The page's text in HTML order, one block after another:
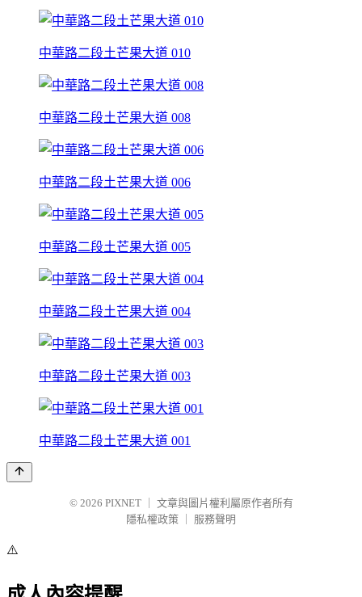
中華路二段土芒果大道 010
中華路二段土芒果大道 008
中華路二段土芒果大道 006
中華路二段土芒果大道 005
中華路二段土芒果大道 004
中華路二段土芒果大道 003
中華路二段土芒果大道 001
© 2026 PIXNET
文章與圖片權利屬原作者所有
隱私權政策
服務聲明
⚠️